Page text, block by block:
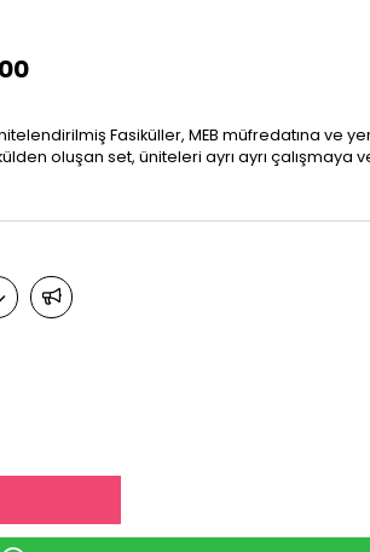
Fasiküller, MEB müfredatına ve
oluşan set, üniteleri ayrı ayrı çalışmaya